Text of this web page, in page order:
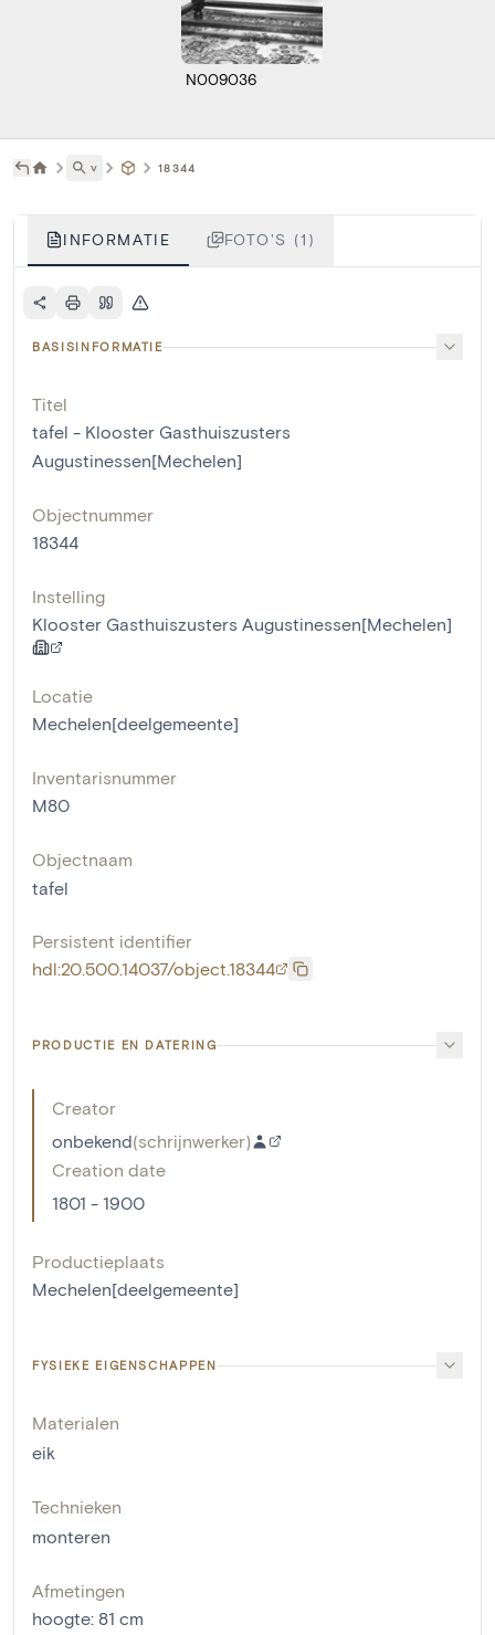
N009036
˅ 18344
INFORMATIE FOTO'S (1)
BASISINFORMATIE
Titel
tafel - Klooster Gasthuiszusters
Augustinessen[Mechelen]
Objectnummer
18344
Instelling
Klooster Gasthuiszusters Augustinessen[Mechelen]
Locatie
Mechelen[deelgemeente]
Inventarisnummer
M80
Objectnaam
tafel
Persistent identifier
hdl:20.500.14037/object.18344
PRODUCTIE EN DATERING
Creator
onbekend(schrijnwerker)
Creation date
1801 - 1900
Productieplaats
Mechelen[deelgemeente]
FYSIEKE EIGENSCHAPPEN
Materialen
eik
Technieken
monteren
Afmetingen
hoogte: 81 cm